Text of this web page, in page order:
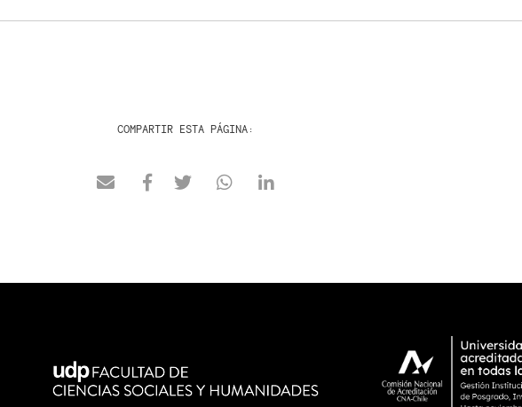
COMPARTIR ESTA PÁGINA: